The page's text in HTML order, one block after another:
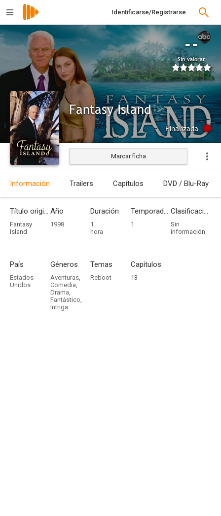
Identificarse/Registrarse
--
Sin valorar
Fantasy Island
Finalizada
Marcar ficha
Información Trailers Capítulos DVD / Blu-Ray
Título original
Fantasy
Island
Año
1998
Duración
1
hora
Temporadas
1
Clasificación por edades
Sin
información
País
Estados
Unidos
Géneros
Aventuras,
Comedia,
Drama,
Fantástico,
Intriga
Temas
Reboot
Capítulos
13